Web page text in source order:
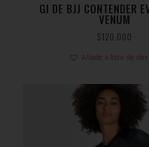
GI DE BJJ CONTENDER
VENUM
$120.000
Añadir a lista de